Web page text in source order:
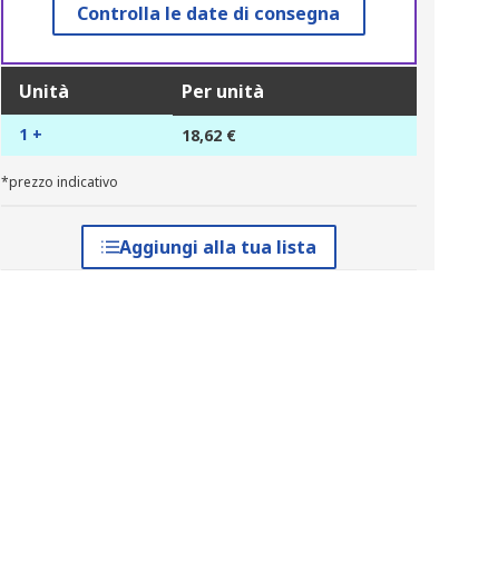
Controlla le date di consegna
Unità Per unità
1 + 18,62 €
*prezzo indicativo
Aggiungi alla tua lista